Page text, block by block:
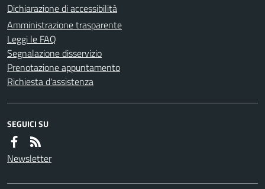
Dichiarazione di accessibilità
Amministrazione trasparente
Leggi le FAQ
Segnalazione disservizio
Prenotazione appuntamento
Richiesta d'assistenza
SEGUICI SU
Newsletter